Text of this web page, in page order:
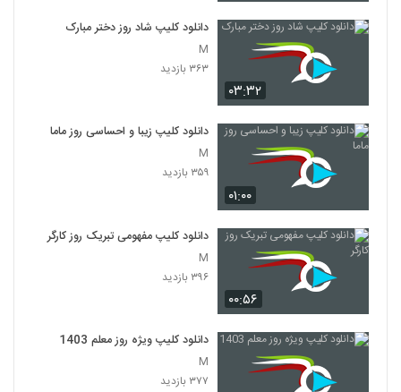
۰۳:۳۲
دانلود کلیپ شاد روز دختر مبارک
M
۳۶۳ بازدید
۰۱:۰۰
دانلود کلیپ زیبا و احساسی روز ماما
M
۳۵۹ بازدید
۰۰:۵۶
دانلود کلیپ مفهومی تبریک روز کارگر
M
۳۹۶ بازدید
دانلود کلیپ ویژه روز معلم 1403
M
۳۷۷ بازدید